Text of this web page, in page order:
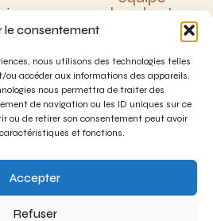
le consentement
nous utilisons des technologies telles
ou accéder aux informations des appareils.
nous permettra de traiter des
de navigation ou les ID uniques sur ce
ou de retirer son consentement peut avoir
et fonctions.
Accepter
Refuser
sommes-
?
locale et
passionnée
légales